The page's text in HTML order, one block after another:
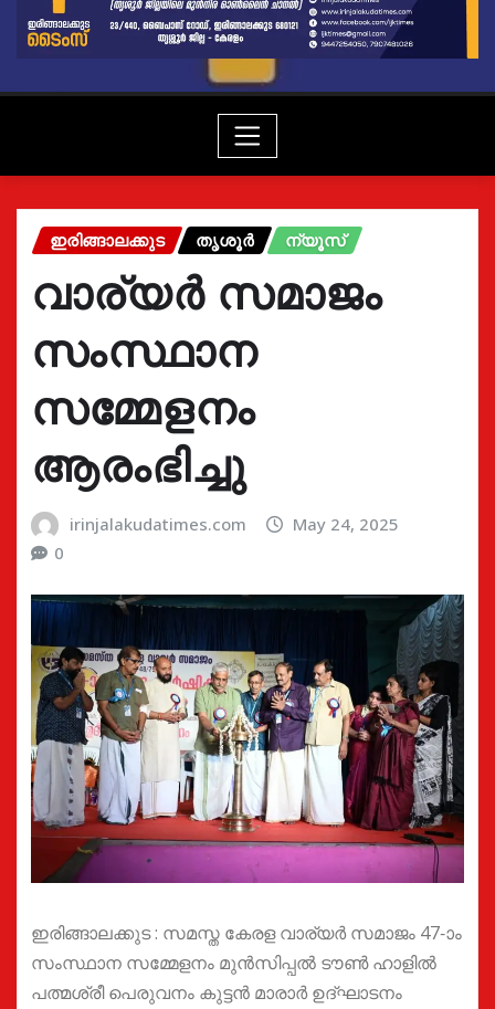
ഇരിങ്ങാലക്കുട തൃശൂർ ന്യൂസ്
വാര്യർ സമാജം
സംസ്ഥാന
സമ്മേളനം
ആരംഭിച്ചു
irinjalakudatimes.com
May 24, 2025
0
ഇരിങ്ങാലക്കുട : സമസ്ത കേരള വാര്യർ സമാജം 47-ാം
സംസ്ഥാന സമ്മേളനം മുൻസിപ്പൽ ടൗൺ ഹാളിൽ
പത്മശ്രീ പെരുവനം കുട്ടൻ മാരാർ ഉദ്ഘാടനം